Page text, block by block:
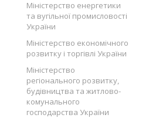
Міністерство енергетики
та вугільної промисловості
України
Міністерство економічного
розвитку і торгівлі України
Міністерство
регіонального розвитку,
будівництва та житлово-
комунального
господарства України